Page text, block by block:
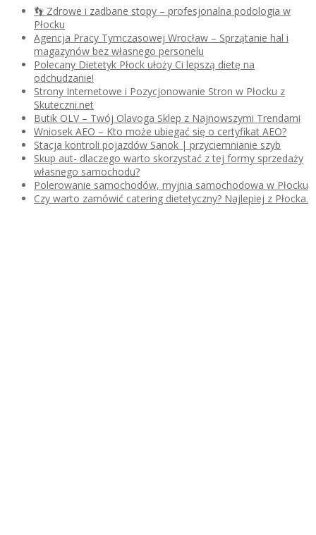
👣 Zdrowe i zadbane stopy – profesjonalna podologia w
Płocku
Agencja Pracy Tymczasowej Wrocław – Sprzątanie hal i
magazynów bez własnego personelu
Polecany Dietetyk Płock ułoży Ci lepszą dietę na
odchudzanie!
Strony Internetowe i Pozycjonowanie Stron w Płocku z
Skuteczni.net
Butik OLV – Twój Olavoga Sklep z Najnowszymi Trendami
Wniosek AEO – Kto może ubiegać się o certyfikat AEO?
Stacja kontroli pojazdów Sanok | przyciemnianie szyb
Skup aut- dlaczego warto skorzystać z tej formy sprzedaży
własnego samochodu?
Polerowanie samochodów, myjnia samochodowa w Płocku
Czy warto zamówić catering dietetyczny? Najlepiej z Płocka.